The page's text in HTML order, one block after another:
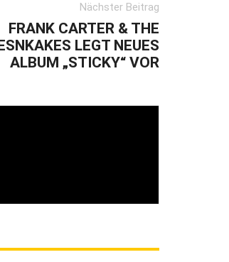
Nächster Beitrag
FRANK CARTER & THE
LEGT NEUES
ALBUM „STICKY“ VOR